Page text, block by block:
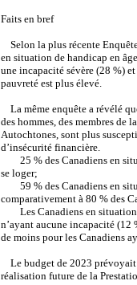
Faits en bref
Selon la plus récente
en situation de handicap en
une incapacité sévère (28 %)
pauvreté est plus élevé.
La même enquête a révélé
des hommes, des membres de
Autochtones, sont plus
d’insécurité financière.
25 % des Canadiens en
se loger;
59 % des Canadiens en
comparativement à 80 % des
Les Canadiens en situation
n’ayant aucune incapacité (12
de moins pour les Canadiens
Le budget de 2023
réalisation future de la